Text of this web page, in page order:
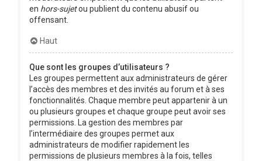
en hors-sujetou publient du contenu abusif ou
offensant.
Haut
Que sont les groupes d’utilisateurs ?
Les groupes permettent aux administrateurs de gérer
l’accès des membres et des invités au forum et à ses
fonctionnalités. Chaque membre peut appartenir à un
ou plusieurs groupes et chaque groupe peut avoir ses
permissions. La gestion des membres par
l’intermédiaire des groupes permet aux
administrateurs de modifier rapidement les
permissions de plusieurs membres à la fois, telles